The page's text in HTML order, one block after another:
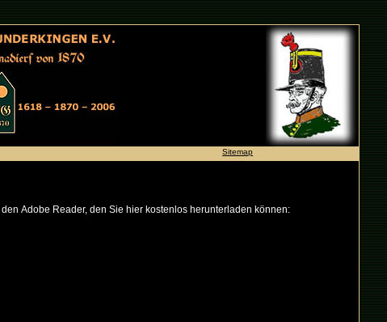
Sitemap
Adobe Reader, den Sie hier kostenlos herunterladen können: